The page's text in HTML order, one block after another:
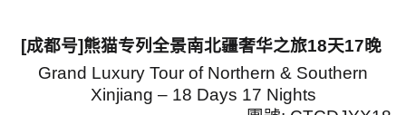
[成都号]熊猫专列全景南北疆奢华之旅18天17晚
Grand Luxury Tour of Northern & Southern
Xinjiang – 18 Days 17 Nights